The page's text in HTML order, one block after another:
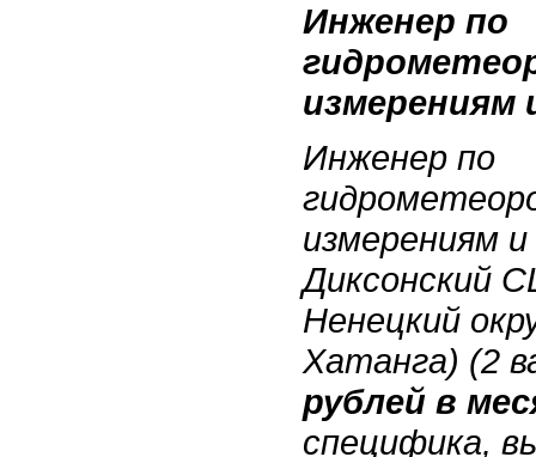
Инженер по
измерениям
Инженер по
измерениям
Диксонский
Ненецкий
Хатанга) (2
рублей в
специфика,